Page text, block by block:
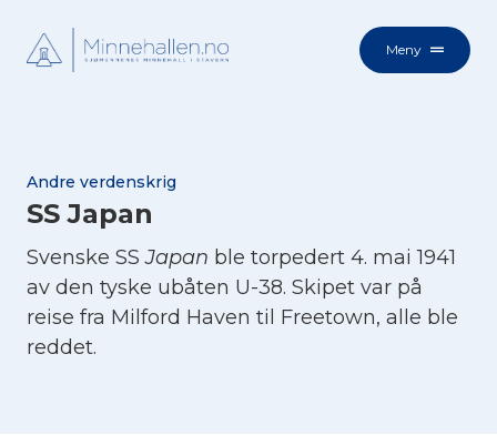
Meny
Andre verdenskrig
SS Japan
Svenske SSJapan ble torpedert 4. mai 1941
av den tyske ubåten U-38. Skipet var på
reise fra Milford Haven til Freetown, alle ble
reddet.